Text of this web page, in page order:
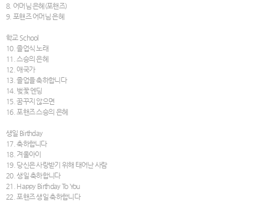
8. 어머님 은혜(포핸즈)
9. 포핸즈 어머님 은혜
학교 School
10. 졸업식 노래
11. 스승의 은혜
12. 애국가
13. 졸업을 축하합니다
14. 벚꽃 엔딩
15. 꿈꾸지 않으면
16. 포핸즈 스승의 은혜
생일 Birthday
17. 축하합니다
18. 겨울아이
19. 당신은 사랑받기 위해 태어난 사람
20. 생일 축하합니다
21. Happy Birthday To You
22. 포핸즈 생일 축하합니다